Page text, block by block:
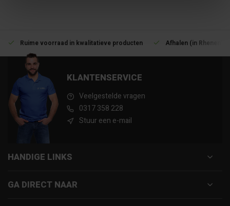
Ruime voorraad in kwalitatieve producten Afhalen (in Rhenen)
KLANTENSERVICE
Veelgestelde vragen
0317 358 228
Stuur een e-mail
HANDIGE LINKS
GA DIRECT NAAR